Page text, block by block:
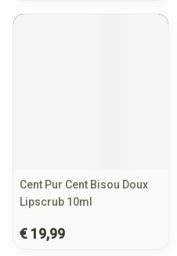
Cent Pur Cent Bisou Doux
Lipscrub 10ml
€ 19,99